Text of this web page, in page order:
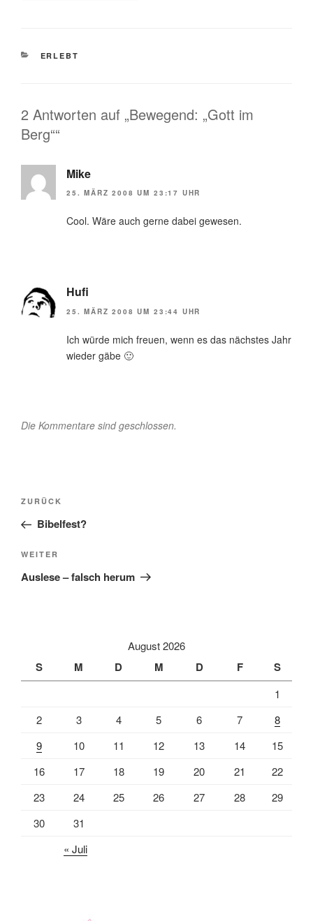
KATEGORIEN
ERLEBT
2 Antworten auf „Bewegend: „Gott im
Berg““
Mike
25. MÄRZ 2008 UM 23:17 UHR
Cool. Wäre auch gerne dabei gewesen.
Hufi
25. MÄRZ 2008 UM 23:44 UHR
Ich würde mich freuen, wenn es das nächstes Jahr
wieder gäbe 🙂
Die Kommentare sind geschlossen.
Beitragsnavigation
Vorheriger
Beitrag
ZURÜCK
Bibelfest?
Nächster
Beitrag
WEITER
Auslese – falsch herum
August 2026
S M D M D F S
1
2
3 4 5 6 7
8
9
10 11 12 13 14
15
16
17 18 19 20 21
22
23
24 25 26 27 28
29
30
31
« Juli